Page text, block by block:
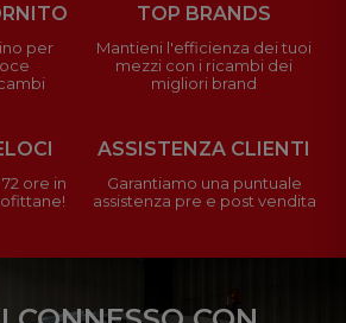
per
TOP BRANDS
Mantieni l'efficienza dei tuoi
mezzi con i ricambi dei
migliori brand
ore in
ASSISTENZA CLIENTI
Garantiamo una puntuale
assistenza pre e post vendita